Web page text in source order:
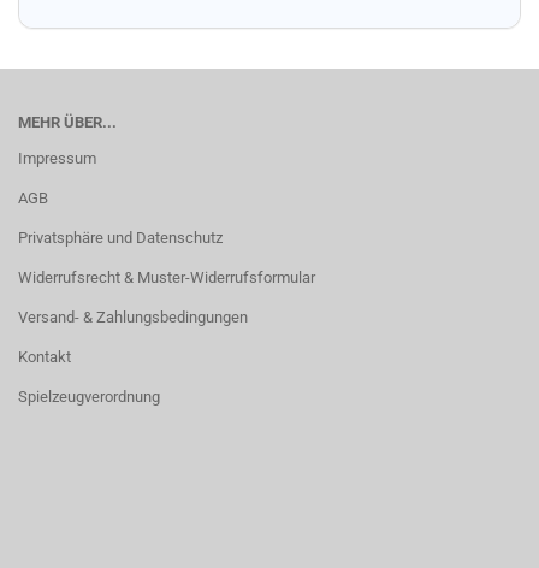
MEHR ÜBER...
Impressum
AGB
Privatsphäre und Datenschutz
Widerrufsrecht & Muster-Widerrufsformular
Versand- & Zahlungsbedingungen
Kontakt
Spielzeugverordnung